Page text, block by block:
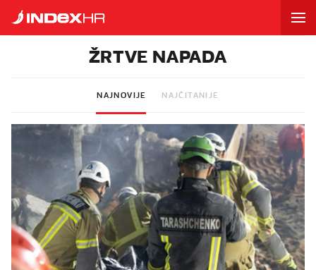
ŽRTVE NAPADA
NAJNOVIJE NAJČITANIJE